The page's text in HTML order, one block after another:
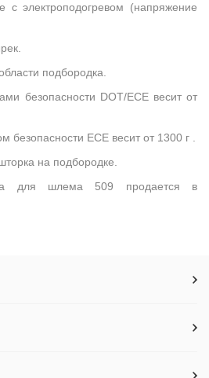
с электроподогревом (напряжение
подбородка.
безопасности DOT/ECE весит от
ECE весит от 1300 г .
на подбородке.
для шлема 509 продается в